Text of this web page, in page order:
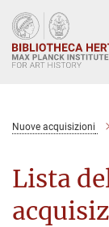
Main-
Content
Nuove acquisizioni
Lista